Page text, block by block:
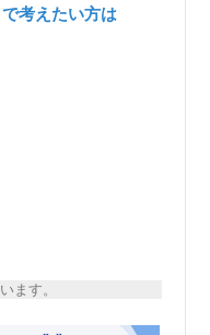
考えたい方は
ます。